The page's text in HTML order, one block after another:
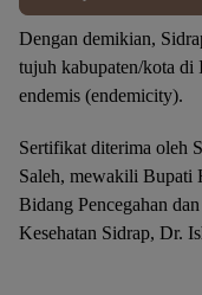
Dengan demikian,
tujuh kabupaten/kota di
endemis (endemicity).
Sertifikat diterima oleh
Saleh, mewakili Bupati
Bidang Pencegahan
Kesehatan Sidrap, Dr.